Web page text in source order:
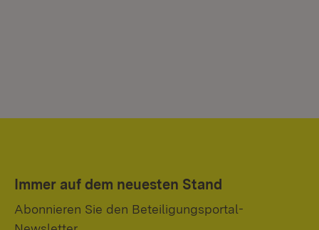
Immer auf dem neuesten Stand
Abonnieren Sie den Beteiligungsportal-